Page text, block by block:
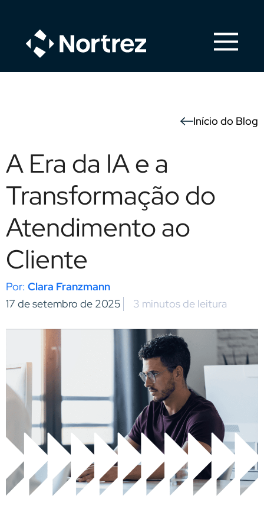
Início do Blog
A Era da IA e a
Transformação do
Atendimento ao
Cliente
Clara Franzmann
17 de setembro de 2025
3 minutos de leitura